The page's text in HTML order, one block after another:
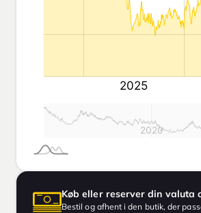
Køb eller reserver din valuta
Bestil og afhent i den butik, der